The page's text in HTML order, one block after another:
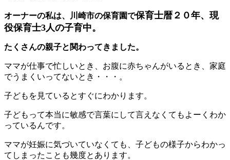
オーナーの私は、川崎市の保育園で保育士暦２０年、現
役保育士3人の子育中。
たくさんの親子と関わってきました。
ママが仕事で忙しいとき、お腹に赤ちゃんがいるとき、家庭
でうまくいってないとき・・・。
子どもを見ているとすぐにわかります。
子どもって本当に敏感で言葉にして言えなくてもよーくわか
っているんです。
ママが妊娠に気づいていなくても、子どもの様子からわかっ
てしまったことも幾度とあります。